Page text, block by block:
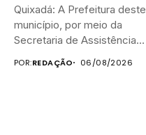
Quixadá: A Prefeitura deste
município, por meio da
Secretaria de Assistência
POR:REDAÇÃO 06/08/2026